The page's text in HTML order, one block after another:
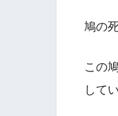
鳩の
この
して